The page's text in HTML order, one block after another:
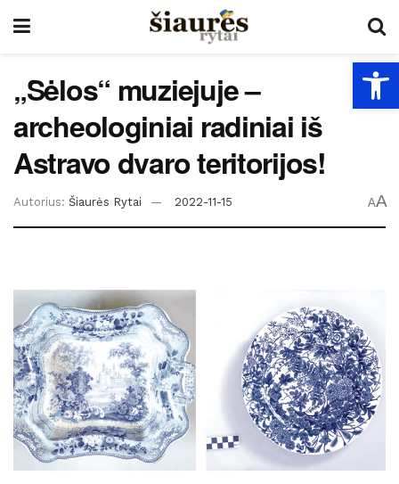
„Sėlos“ muziejuje –
archeologiniai radiniai iš
Astravo dvaro teritorijos!
Autorius: Šiaurės Rytai 2022-11-15 AA